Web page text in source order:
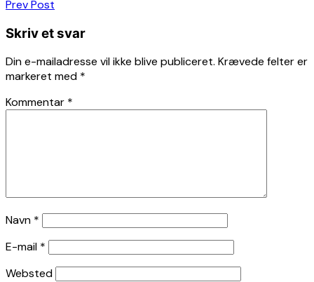
Indlægsnavigation
Prev Post
Skriv et svar
Din e-mailadresse vil ikke blive publiceret. Krævede felter er
markeret med *
Kommentar *
Navn *
E-mail *
Websted